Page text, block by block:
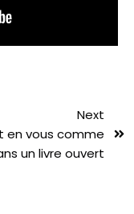
Next
en vous comme
un livre ouvert